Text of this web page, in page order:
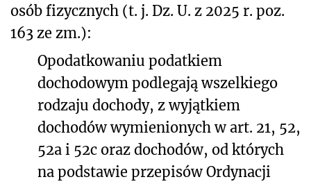
osób fizycznych (t. j. Dz. U. z 2025 r. poz.
163 ze zm.):
Opodatkowaniu podatkiem
dochodowym podlegają wszelkiego
rodzaju dochody, z wyjątkiem
dochodów wymienionych w art. 21, 52,
52a i 52c oraz dochodów, od których
na podstawie przepisów Ordynacji